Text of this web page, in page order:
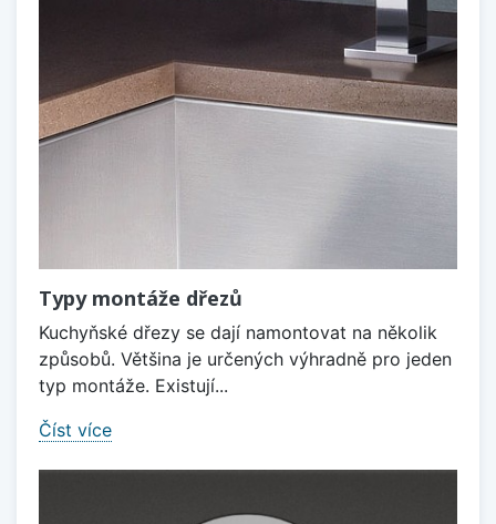
Typy montáže dřezů
Kuchyňské dřezy se dají namontovat na několik
způsobů. Většina je určených výhradně pro jeden
typ montáže. Existují...
Číst více